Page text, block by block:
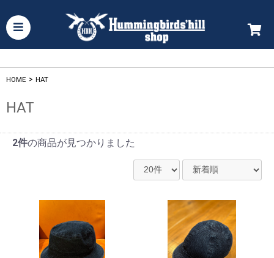
HOME > HAT
HAT
2件の商品が見つかりました